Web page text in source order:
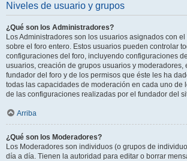
Niveles de usuario y grupos
¿Qué son los Administradores?
Los Administradores son los usuarios asignados con
sobre el foro entero. Estos usuarios pueden controlar
configuraciones del foro, incluyendo configuraciones
usuarios, creación de grupos usuarios y moderadores,
fundador del foro y de los permisos que éste les ha
todas las capacidades de moderación en cada uno de
de las configuraciones realizadas por el fundador del
Arriba
¿Qué son los Moderadores?
Los Moderadores son individuos (o grupos de
día a día. Tienen la autoridad para editar o borrar